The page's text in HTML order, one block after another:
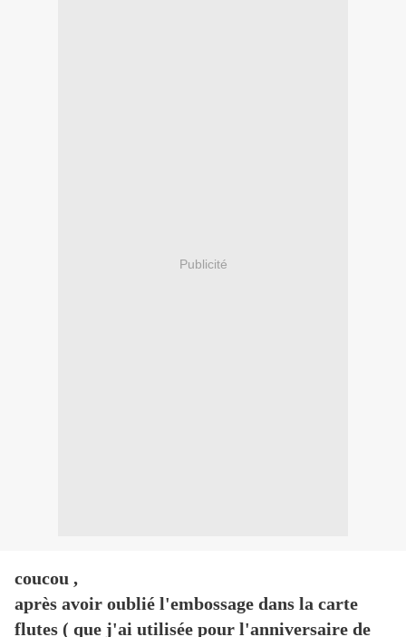
Publicité
coucou ,
après avoir oublié l'embossage dans la carte
flutes ( que j'ai utilisée pour l'anniversaire de